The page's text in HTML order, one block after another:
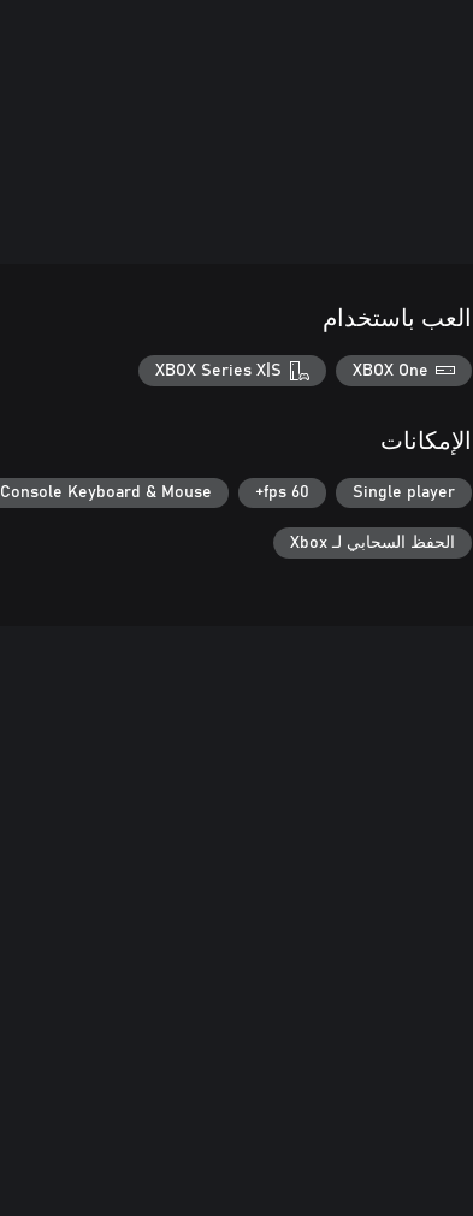
العب باستخدام
XBOX One
XBOX Series X|S
الإمكانات
Single player
60 fps+
Console Keyboard & Mouse
الحفظ السحابي لـ Xbox